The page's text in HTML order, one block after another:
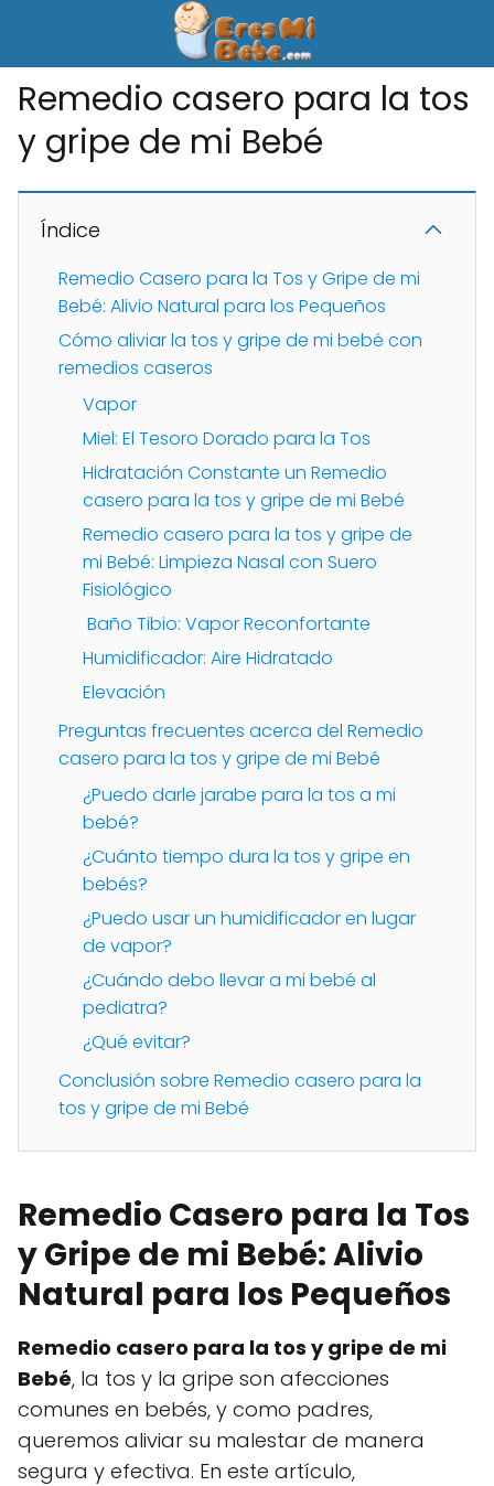
Remedio casero para la tos
y gripe de mi Bebé
Índice
Remedio Casero para la Tos y Gripe de mi
Bebé: Alivio Natural para los Pequeños
Cómo aliviar la tos y gripe de mi bebé con
remedios caseros
Vapor
Miel: El Tesoro Dorado para la Tos
Hidratación Constante un Remedio
casero para la tos y gripe de mi Bebé
Remedio casero para la tos y gripe de
mi Bebé: Limpieza Nasal con Suero
Fisiológico
Baño Tibio: Vapor Reconfortante
Humidificador: Aire Hidratado
Elevación
Preguntas frecuentes acerca del Remedio
casero para la tos y gripe de mi Bebé
¿Puedo darle jarabe para la tos a mi
bebé?
¿Cuánto tiempo dura la tos y gripe en
bebés?
¿Puedo usar un humidificador en lugar
de vapor?
¿Cuándo debo llevar a mi bebé al
pediatra?
¿Qué evitar?
Conclusión sobre Remedio casero para la
tos y gripe de mi Bebé
Remedio Casero para la Tos
y Gripe de mi Bebé: Alivio
Natural para los Pequeños
Remedio casero para la tos y gripe de mi
Bebé, la tos y la gripe son afecciones
comunes en bebés, y como padres,
queremos aliviar su malestar de manera
segura y efectiva. En este artículo,